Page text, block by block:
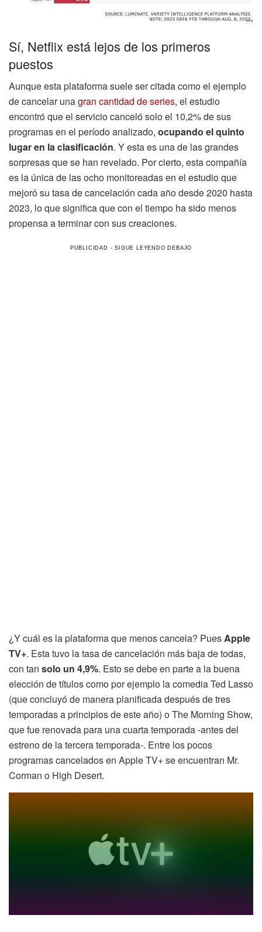
Sí, Netflix está lejos de los primeros
puestos
Aunque esta plataforma suele ser citada como el ejemplo
de cancelar unagran cantidad de series, el estudio
encontró que el servicio canceló solo el 10,2% de sus
programas en el período analizado, ocupando el quinto
lugar en la clasificación. Y esta es una de las grandes
sorpresas que se han revelado. Por cierto, esta compañía
es la única de las ocho monitoreadas en el estudio que
mejoró su tasa de cancelación cada año desde 2020 hasta
2023, lo que significa que con el tiempo ha sido menos
propensa a terminar con sus creaciones.
¿Y cuál es la plataforma que menos cancela? PuesApple
TV+. Esta tuvo la tasa de cancelación más baja de todas,
con tan solo un 4,9%. Esto se debe en parte a la buena
elección de títulos como por ejemplo la comedia Ted Lasso
(que concluyó de manera planificada después de tres
temporadas a principios de este año) o The Morning Show,
que fue renovada para una cuarta temporada -antes del
estreno de la tercera temporada-. Entre los pocos
programas cancelados en Apple TV+ se encuentran Mr.
Corman o High Desert.